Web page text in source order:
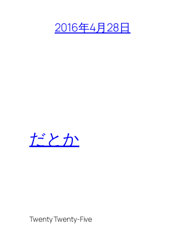
2016年4月28日
だとか
Twenty Twenty-Five